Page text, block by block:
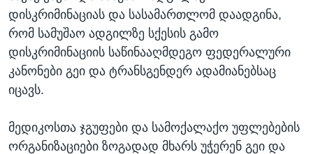
დისკრიმინაციას და სასამართლომ დაადგინა,
რომ სამუშაო ადგილზე სქესის გამო
დისკრიმინაციის საწინააღმდეგო ფედერალური
კანონები გეი და ტრანსგენდერ ადამიანებსაც
იცავს.
მედიკოსთა ჯგუფები და სამოქალაქო უფლებების
ორგანიზაციები ზოგადად მხარს უჭერენ გეი და